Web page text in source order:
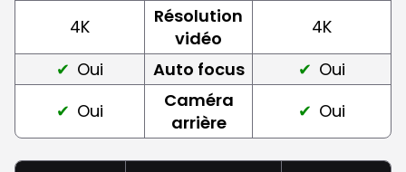
4K
Résolution
vidéo
4K
Oui
Auto focus
Oui
Oui
Caméra
arrière
Oui